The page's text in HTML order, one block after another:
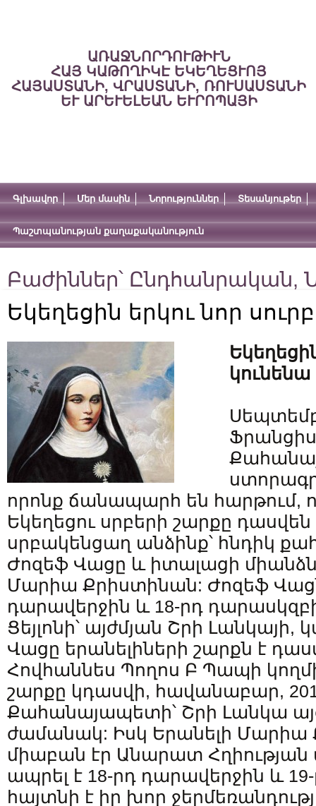
ԱՌԱՋՆՈՐԴՈՒԹԻՒՆ
ՀԱՅ ԿԱԹՈՂԻԿԷ ԵԿԵՂԵՑՒՈՅ
ՀԱՅԱՍՏԱՆԻ, ՎՐԱՍՏԱՆԻ, ՌՈՒՍԱՍՏԱՆԻ
ԵՒ ԱՐԵՒԵԼԵԱՆ ԵՒՐՈՊԱՅԻ
Գլխավոր Մեր մասին Նորություններ Տեսանյութեր
Պաշտպանության քաղաքականություն
Բաժիններ՝ Ընդհանրական,
Եկեղեցին երկու նոր
կունենա
որոնք ճանապարհ են հարթում,
Եկեղեցու սրբերի շարքը դասվեն
սրբակենցաղ անձինք՝ հնդիկ
Ժոզեֆ Վացը և իտալացի
Մարիա Քրիստինան: Ժոզեֆ
դարավերջին և 18-րդ
Ցեյլոնի՝ այժմյան Շրի Լանկայի,
Վացը երանելիների շարքն է
Հովհաննես Պողոս Բ Պապի
շարքը կդասվի, հավանաբար,
Քահանայապետի՝ Շրի Լանկա
ժամանակ: Իսկ Երանելի Մարիա
միաբան էր Անարատ Հղիության
ապրել է 18-րդ դարավերջին և
հայտնի է իր խոր